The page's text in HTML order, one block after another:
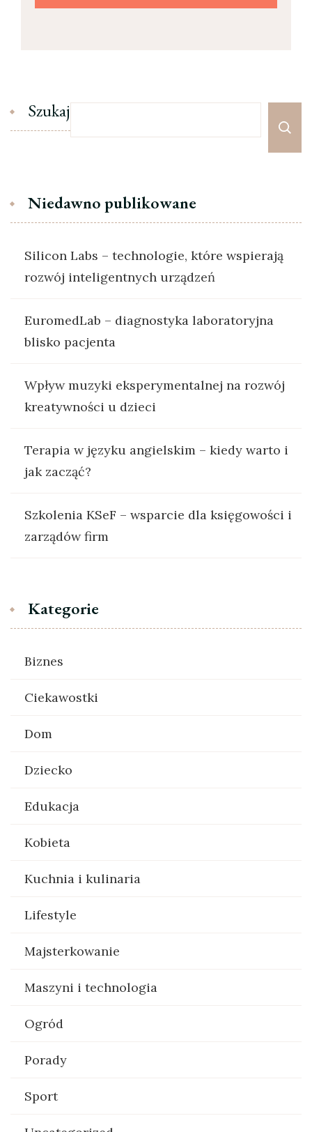
Szukaj
Niedawno publikowane
Silicon Labs – technologie, które wspierają
rozwój inteligentnych urządzeń
EuromedLab – diagnostyka laboratoryjna
blisko pacjenta
Wpływ muzyki eksperymentalnej na rozwój
kreatywności u dzieci
Terapia w języku angielskim – kiedy warto i
jak zacząć?
Szkolenia KSeF – wsparcie dla księgowości i
zarządów firm
Kategorie
Biznes
Ciekawostki
Dom
Dziecko
Edukacja
Kobieta
Kuchnia i kulinaria
Lifestyle
Majsterkowanie
Maszyni i technologia
Ogród
Porady
Sport